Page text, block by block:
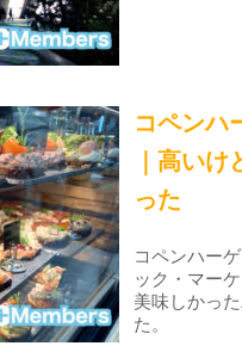
コペンハ
｜高い
った
コペンハー
ック・マー
美味しかっ
た。